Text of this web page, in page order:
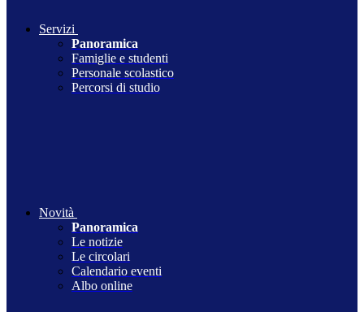
Servizi
Panoramica
Famiglie e studenti
Personale scolastico
Percorsi di studio
Novità
Panoramica
Le notizie
Le circolari
Calendario eventi
Albo online